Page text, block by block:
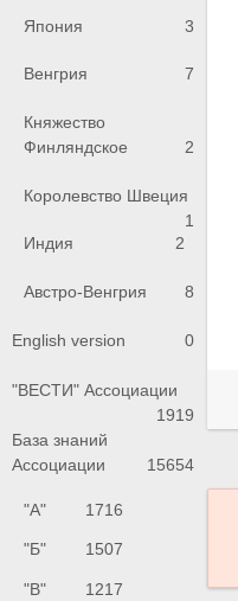
Япония 3
Венгрия 7
Княжество
Финляндское
2
Королевство Швеция
1
Индия
2
Австро-Венгрия 8
English version 0
"ВЕСТИ" Ассоциации
1919
База знаний
Ассоциации
15654
"А" 1716
"Б" 1507
"В" 1217